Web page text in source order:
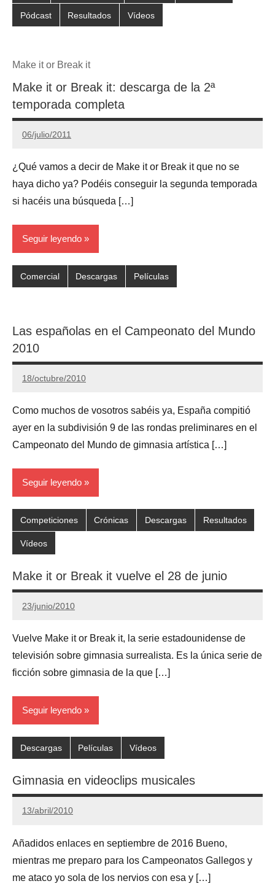
Pódcast Resultados Vídeos
Make it or Break it
Make it or Break it: descarga de la 2ª
temporada completa
06/julio/2011
Gimnastas.net
2
¿Qué vamos a decir de Make it or Break it que no se
haya dicho ya? Podéis conseguir la segunda temporada
si hacéis una búsqueda […]
Seguir leyendo
Comercial Descargas Películas
Las españolas en el Campeonato del Mundo
2010
18/octubre/2010
Gimnastas.net
2
Como muchos de vosotros sabéis ya, España compitió
ayer en la subdivisión 9 de las rondas preliminares en el
Campeonato del Mundo de gimnasia artística […]
Seguir leyendo
Competiciones Crónicas Descargas Resultados
Vídeos
Make it or Break it vuelve el 28 de junio
23/junio/2010
Gimnastas.net
8
Vuelve Make it or Break it, la serie estadounidense de
televisión sobre gimnasia surrealista. Es la única serie de
ficción sobre gimnasia de la que […]
Seguir leyendo
Descargas Películas Vídeos
Gimnasia en videoclips musicales
13/abril/2010
Gimnastas.net
2
Añadidos enlaces en septiembre de 2016 Bueno,
mientras me preparo para los Campeonatos Gallegos y
me ataco yo sola de los nervios con esa y […]